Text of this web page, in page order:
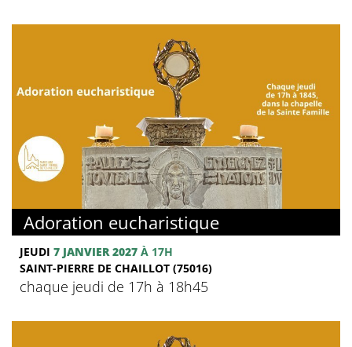
Adoration eucharistique
JEUDI 7 JANVIER 2027 À 17H
SAINT-PIERRE DE CHAILLOT (75016)
chaque jeudi de 17h à 18h45